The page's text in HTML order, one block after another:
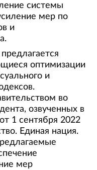
системы
мер по
и
оптимизации
и
во
озвученных в
1 сентября 2022
Единая нация.
мер